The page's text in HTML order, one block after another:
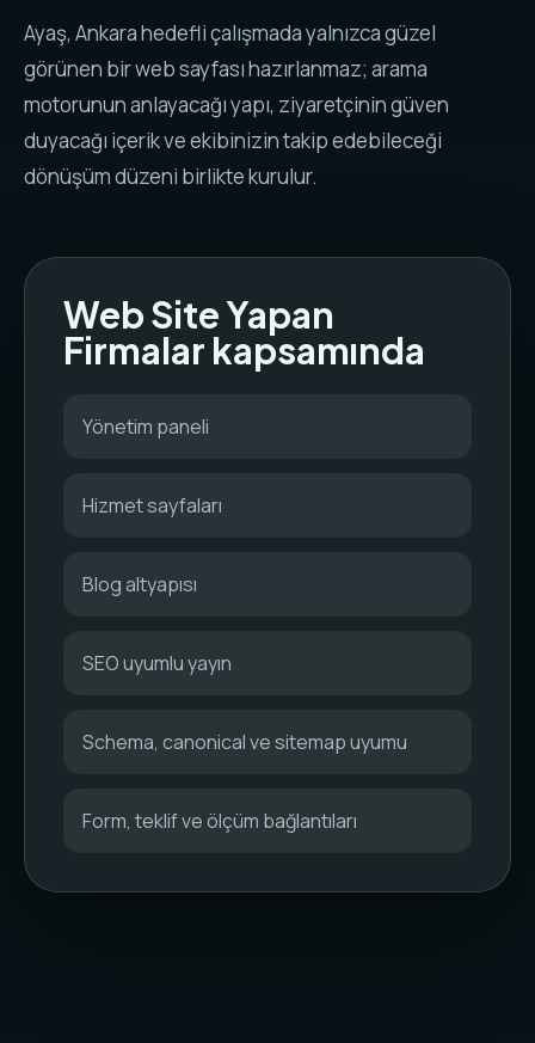
Ayaş, Ankara hedefli çalışmada yalnızca güzel
görünen bir web sayfası hazırlanmaz; arama
motorunun anlayacağı yapı, ziyaretçinin güven
duyacağı içerik ve ekibinizin takip edebileceği
dönüşüm düzeni birlikte kurulur.
Web Site Yapan
Firmalar kapsamında
Yönetim paneli
Hizmet sayfaları
Blog altyapısı
SEO uyumlu yayın
Schema, canonical ve sitemap uyumu
Form, teklif ve ölçüm bağlantıları